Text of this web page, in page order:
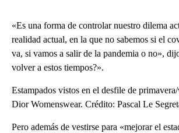
«Es una forma de controlar nuestro dilema
realidad actual, en la que no sabemos si el
va, si vamos a salir de la pandemia o no»,
volver a estos tiempos?».
Estampados vistos en el desfile de
Dior Womenswear. Crédito: Pascal Le
Pero además de vestirse para «mejorar el